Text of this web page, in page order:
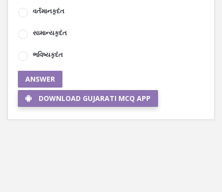
વર્તમાનકૃદંત
સામાન્યકૃદંત
ભવિષ્યકૃદંત
ANSWER
DOWNLOAD GUJARATI MCQ APP